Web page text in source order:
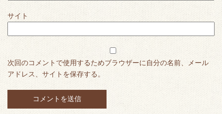
サイト
次回のコメントで使用するためブラウザーに自分の名前、メール
アドレス、サイトを保存する。